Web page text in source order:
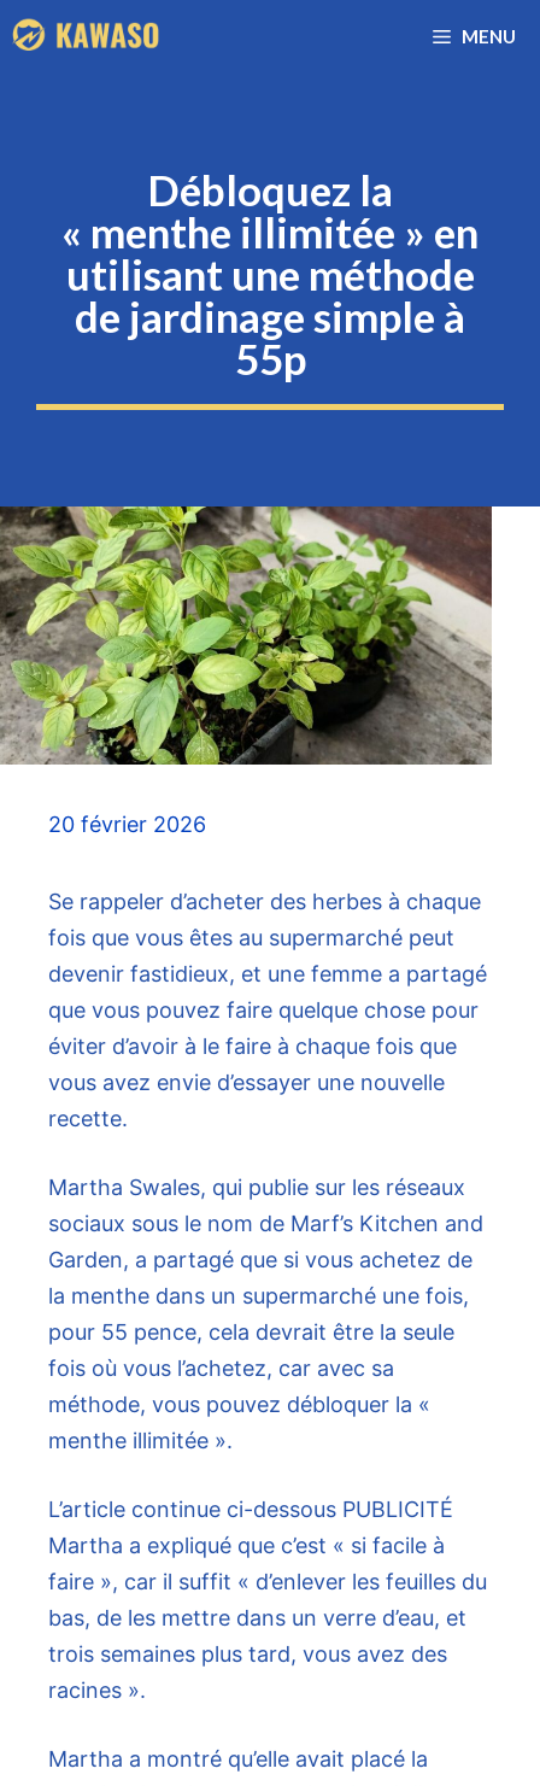
Aller
au
MENU
Débloquez la
« menthe illimitée » en
utilisant une méthode
de jardinage simple à
55p
20 février 2026
Se rappeler d’acheter des herbes à chaque
fois que vous êtes au supermarché peut
devenir fastidieux, et une femme a partagé
que vous pouvez faire quelque chose pour
éviter d’avoir à le faire à chaque fois que
vous avez envie d’essayer une nouvelle
recette.
Martha Swales, qui publie sur les réseaux
sociaux sous le nom de Marf’s Kitchen and
Garden, a partagé que si vous achetez de
la menthe dans un supermarché une fois,
pour 55 pence, cela devrait être la seule
fois où vous l’achetez, car avec sa
méthode, vous pouvez débloquer la «
menthe illimitée ».
L’article continue ci-dessous PUBLICITÉ
Martha a expliqué que c’est « si facile à
faire », car il suffit « d’enlever les feuilles du
bas, de les mettre dans un verre d’eau, et
trois semaines plus tard, vous avez des
racines ».
Martha a montré qu’elle avait placé la